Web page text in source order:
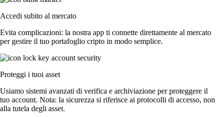
Accedi subito al mercato
Evita complicazioni: la nostra app ti connette direttamente al mercato
per gestire il tuo portafoglio cripto in modo semplice.
Proteggi i tuoi asset
Usiamo sistemi avanzati di verifica e archiviazione per proteggere il
tuo account. Nota: la sicurezza si riferisce ai protocolli di accesso, non
alla tutela degli asset.